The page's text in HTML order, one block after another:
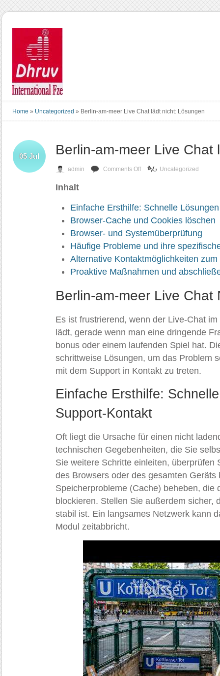
Home » Uncategorized » Berlin-am-meer Live Chat lädt nicht: Lösungen
Berlin-am-meer Live
05 Jul
admin Comments Offon
Live
lädt
nicht:
Uncategorized
Inhalt
Einfache Ersthilfe: Schnelle
Browser-Cache und Cookies löschen
Browser- und Systemüberprüfung
Häufige Probleme und ihre
Alternative Kontaktmöglichkeiten
Proaktive Maßnahmen und
Berlin-am-meer Live Chat
Es ist frustrierend, wenn der Live-Chat
lädt, gerade wenn man eine dringende
bonus oder einem laufenden Spiel hat.
schrittweise Lösungen, um das Problem
mit dem Support in Kontakt zu treten.
Einfache Ersthilfe:
Support-Kontakt
Oft liegt die Ursache für einen nicht
technischen Gegebenheiten, die Sie
Sie weitere Schritte einleiten, überprüfen
des Browsers oder des gesamten Geräts
Speicherprobleme (Cache) beheben, die
blockieren. Stellen Sie außerdem sicher,
stabil ist. Ein langsames Netzwerk kann
Modul zeitabbricht.